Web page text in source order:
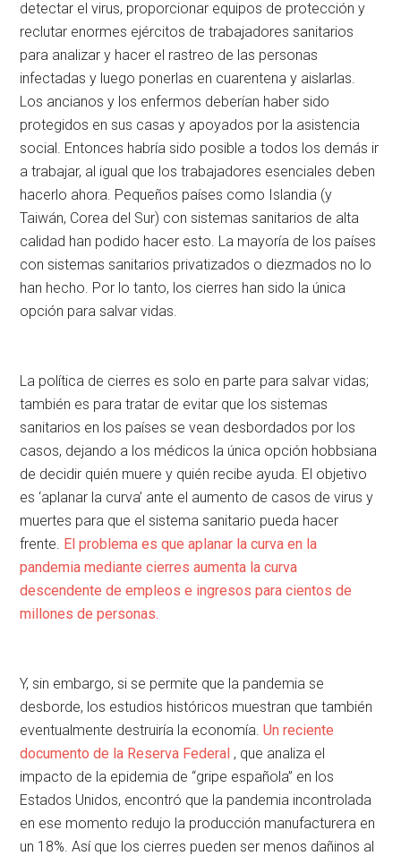
detectar el virus, proporcionar equipos de protección y
reclutar enormes ejércitos de trabajadores sanitarios
para analizar y hacer el rastreo de las personas
infectadas y luego ponerlas en cuarentena y aislarlas.
Los ancianos y los enfermos deberían haber sido
protegidos en sus casas y apoyados por la asistencia
social. Entonces habría sido posible a todos los demás ir
a trabajar, al igual que los trabajadores esenciales deben
hacerlo ahora. Pequeños países como Islandia (y
Taiwán, Corea del Sur) con sistemas sanitarios de alta
calidad han podido hacer esto. La mayoría de los países
con sistemas sanitarios privatizados o diezmados no lo
han hecho. Por lo tanto, los cierres han sido la única
opción para salvar vidas.
La política de cierres es solo en parte para salvar vidas;
también es para tratar de evitar que los sistemas
sanitarios en los países se vean desbordados por los
casos, dejando a los médicos la única opción hobbsiana
de decidir quién muere y quién recibe ayuda. El objetivo
es ‘aplanar la curva’ ante el aumento de casos de virus y
muertes para que el sistema sanitario pueda hacer
frente. El problema es que aplanar la curva en la
pandemia mediante cierres aumenta la curva
descendente de empleos e ingresos para cientos de
millones de personas.
Y, sin embargo, si se permite que la pandemia se
desborde, los estudios históricos muestran que también
eventualmente destruiría la economía.Un reciente
documento de la Reserva Federal , que analiza el
impacto de la epidemia de “gripe española” en los
Estados Unidos, encontró que la pandemia incontrolada
en ese momento redujo la producción manufacturera en
un 18%. Así que los cierres pueden ser menos dañinos al